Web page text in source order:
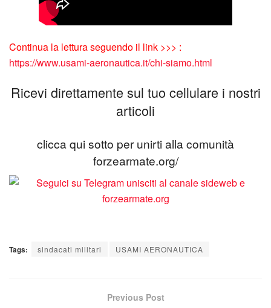
Continua la lettura seguendo il link >>> :
https://www.usami-aeronautica.it/chi-siamo.html
Ricevi direttamente sul tuo cellulare i nostri
articoli
clicca qui sotto per unirti alla comunità
forzearmate.org/
Tags: sindacati militari USAMI AERONAUTICA
Previous Post